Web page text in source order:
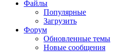
Файлы
Популярные
Загрузить
Форум
Обновленные темы
Новые сообщения